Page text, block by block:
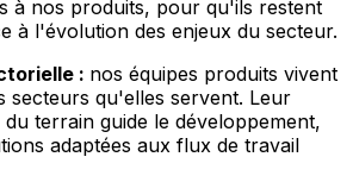
à nos produits, pour qu'ils restent
à l'évolution des enjeux du secteur.
: nos équipes produits vivent
secteurs qu'elles servent. Leur
terrain guide le développement,
adaptées aux flux de travail